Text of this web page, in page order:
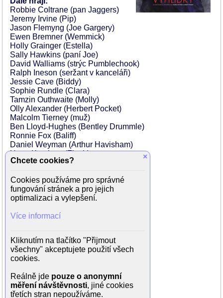
Robbie Coltrane (pan Jaggers)
Jeremy Irvine (Pip)
Jason Flemyng (Joe Gargery)
Ewen Bremner (Wemmick)
Holly Grainger (Estella)
Sally Hawkins (paní Joe)
David Walliams (strýc Pumblechook)
Ralph Ineson (seržant v kanceláři)
Jessie Cave (Biddy)
Sophie Rundle (Clara)
Tamzin Outhwaite (Molly)
Olly Alexander (Herbert Pocket)
Malcolm Tierney (muž)
Ben Lloyd-Hughes (Bentley Drummle)
Ronnie Fox (Baliff)
Daniel Weyman (Arthur Havisham)
Harry Kershaw (Finch)
Shonn Gregory
Nick Bartlett (Bailiff)
William Ellis (Compeyson)
Kate Lock (Camilla Pocket)
Filippo Delaunay (návštěvník plesu)
Gypsy Wild (slepý muž)
Frank Dunne (Aged P)
Matt Abercromby (Finch)
Jason Daly (A rascal)
Lasco Atkins (London Solicitor)
×
Chcete cookies?
Cookies používáme pro správné
fungování stránek a pro jejich
optimalizaci a vylepšení.
Více informací
Kliknutím na tlačítko "Přijmout
všechny" akceptujete použití všech
cookies.
Reálně jde pouze o anonymní
měření návštěvnosti, jiné cookies
třetích stran nepoužíváme.